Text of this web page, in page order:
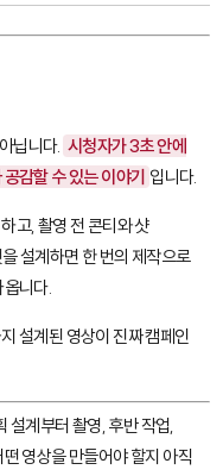
닙니다. 시청자가 3초 안에
감할 수 있는 이야기 입니다.
고, 촬영 전 콘티와 샷
설계하면 한 번의 제작으로
니다.
설계된 영상이 진짜 캠페인
설계부터 촬영, 후반 작업,
영상을 만들어야 할지 아직